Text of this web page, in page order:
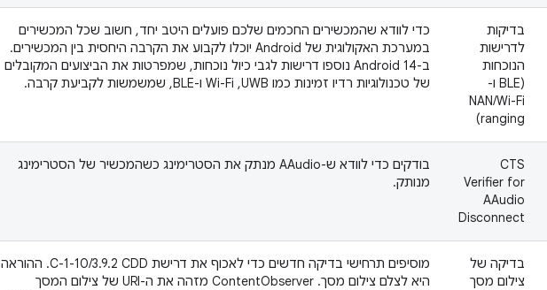
בדיקות
לדרישות
הנוכחות
(BLE ו-
NAN/Wi-Fi
ranging)
כדי לוודא שהמכשירים החכמים שלכם פועלים היטב יחד, חשוב שכל המכשירים
במערכת האקולוגית של Android יוכלו לקבוע את הקרבה היחסית בין המכשירים.
ב-Android 14 נוספו דרישות לגבי כיול נוכחות, שמפרטות את הביצועים המקובלים
של טכנולוגיות רדיו זמינות כמו UWB,‏ Wi-Fi ו-BLE, שמשמשות לקביעת קרבה.
CTS
Verifier for
AAudio
Disconnect
בודקים כדי לוודא ש-AAudio מנתק את הסטרימינג כשהמכשיר של הסטרימינג
מנותק.
בדיקה של
צילום מסך
מוסיפים תרחישי בדיקה חדשים כדי לאכוף את דרישת CDD‏ 3.9.2/C-1-10. ההוראה
היא לצלם צילום מסך. ‫ContentObserver מזהה את ה-URI של צילום המסך